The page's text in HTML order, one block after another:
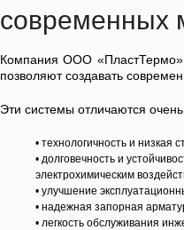
современных
Компания ООО «ПластТермо»
позволяют создавать
Эти системы отличаются
технологичность и низкая
долговечность и
электрохимическим
улучшение
надежная запорная
легкость обслуживания